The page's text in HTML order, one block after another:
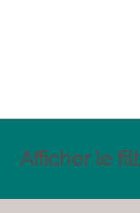
Afficher le